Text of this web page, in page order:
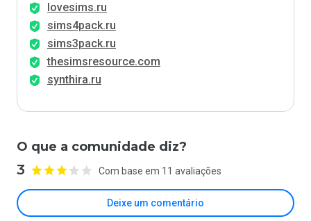
lovesims.ru
sims4pack.ru
sims3pack.ru
thesimsresource.com
synthira.ru
O que a comunidade diz?
3 Com base em 11 avaliações
Deixe um comentário